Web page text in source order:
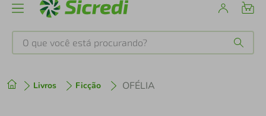
O que você está procurando?
Livros Ficção OFÉLIA